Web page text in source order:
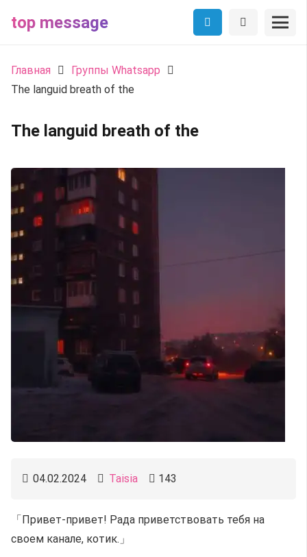
top message
Главная
Группы Whatsapp
The languid breath of the
The languid breath of the
04.02.2024 Taisia 143
「Привет-привет! Рада приветствовать тебя на
своем канале, котик.」